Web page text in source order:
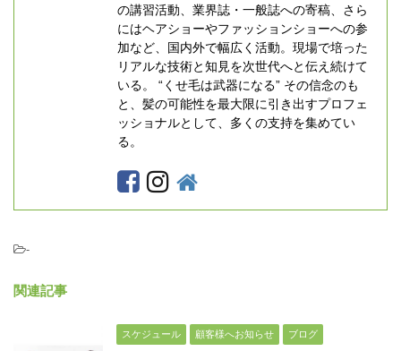
の講習活動、業界誌・一般誌への寄稿、さら
にはヘアショーやファッションショーへの参
加など、国内外で幅広く活動。現場で培った
リアルな技術と知見を次世代へと伝え続けて
いる。 “くせ毛は武器になる” その信念のも
と、髪の可能性を最大限に引き出すプロフェ
ッショナルとして、多くの支持を集めてい
る。
-
関連記事
スケジュール 顧客様へお知らせ ブログ